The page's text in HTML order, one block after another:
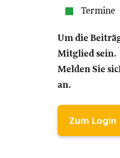
Termine
Um die
Mitglied sein.
Melden Sie
an.
Zum Login